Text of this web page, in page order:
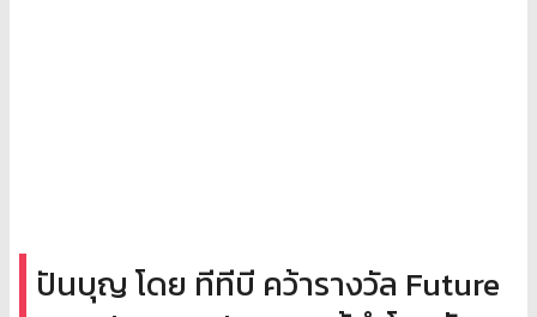
ปันบุญ โดย ทีทีบี คว้ารางวัล Future